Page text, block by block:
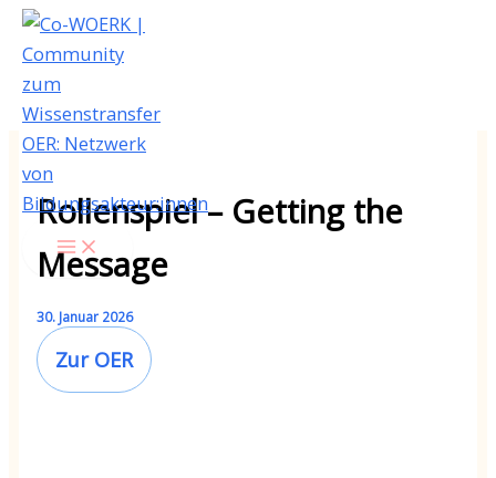
Zum
Inhalt
springen
Rollenspiel – Getting the
Message
30. Januar 2026
Zur OER